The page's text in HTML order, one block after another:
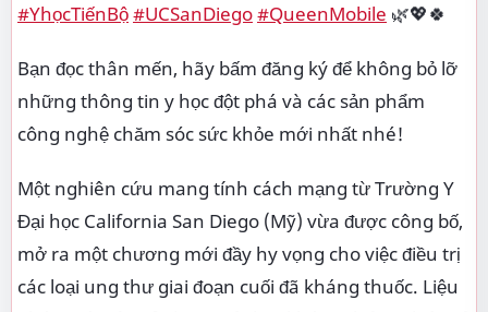
#YhọcTiếnBộ#UCSanDiego#QueenMobile 🌿💖🍀
Bạn đọc thân mến, hãy bấm đăng ký để không bỏ lỡ
những thông tin y học đột phá và các sản phẩm
công nghệ chăm sóc sức khỏe mới nhất nhé!
Một nghiên cứu mang tính cách mạng từ Trường Y
Đại học California San Diego (Mỹ) vừa được công bố,
mở ra một chương mới đầy hy vọng cho việc điều trị
các loại ung thư giai đoạn cuối đã kháng thuốc. Liệu